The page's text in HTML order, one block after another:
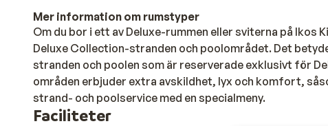
Mer information om rumstyper
Om du bor i ett av Deluxe-rummen eller sviterna på Ikos
Deluxe Collection-stranden och poolområdet. Det
stranden och poolen som är reserverade exklusivt för
områden erbjuder extra avskildhet, lyx och komfort,
strand- och poolservice med en specialmeny.
Faciliteter